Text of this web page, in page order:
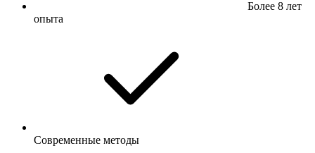
Более 8 лет
опыта
Современные методы